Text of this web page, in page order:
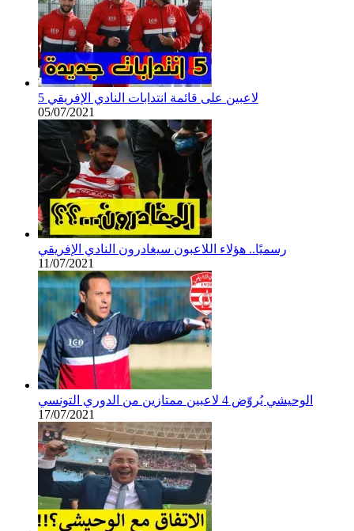
5 لاعبين على قائمة انتدابات النادي الإفريقي
05/07/2021
رسميًا.. هؤلاء اللاعبون سيغادرون النادي الإفريقي
11/07/2021
الوحيشي يُروّض 4 لاعبين ممتازين من الدوري التونسي
17/07/2021